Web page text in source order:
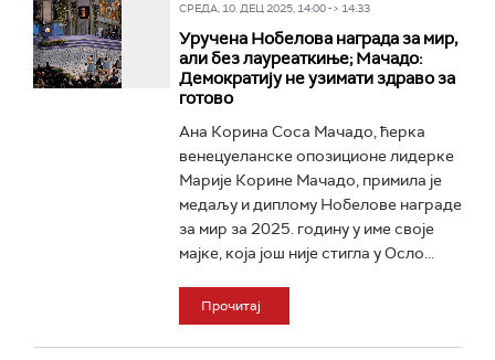
СРЕДА, 10. ДЕЦ 2025, 14:00 -> 14:33
Уручена Нобелова награда за мир,
али без лауреаткиње; Maчадо:
Демократију не узимати здраво за
готово
Ана Корина Соса Мачадо, ћерка
венецуеланске опозиционе лидерке
Марије Корине Мачадо, примила је
медаљу и диплому Нобелове награде
за мир за 2025. годину у име своје
мајке, која још није стигла у Осло...
Прочитај